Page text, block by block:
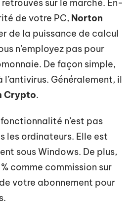
sur le marché. En-
de votre PC, Norton
de la puissance de calcul
n’employez pas pour
De façon simple,
Généralement, il
Crypto.
n’est pas
les ordinateurs. Elle est
sous Windows. De plus,
comme commission sur
votre abonnement pour